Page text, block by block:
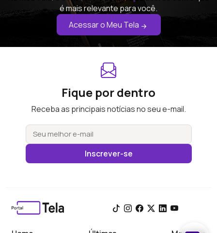
é mais relevante para você.
Acessar o Meu Tela
Fique por dentro
Receba as principais notícias no seu e-mail.
Inscrever-se